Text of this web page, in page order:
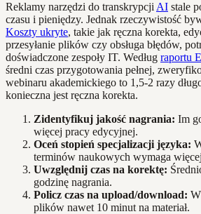
Reklamy narzędzi do transkrypcji AI stale
czasu i pieniędzy. Jednak rzeczywistość
Koszty ukryte, takie jak ręczna korekta,
przesyłanie plików czy obsługa błędów,
doświadczone zespoły IT. Według raportu
średni czas przygotowania pełnej,
webinaru akademickiego to 1,5-2 razy
konieczna jest ręczna korekta.
Zidentyfikuj jakość nagrania: Im
więcej pracy edycyjnej.
Oceń stopień specjalizacji języka:
terminów naukowych wymaga
Uwzględnij czas na korektę:
godzinę nagrania.
Policz czas na upload/download:
plików nawet 10 minut na materiał.